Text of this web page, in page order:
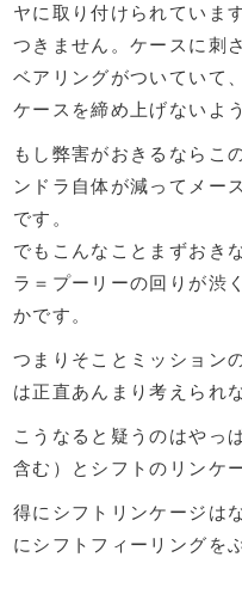
ヤに取り付けられていま
つきません。ケースに刺
ベアリングがついていて
ケースを締め上げないよ
もし弊害がおきるならこ
ンドラ自体が減ってメー
です。
でもこんなことまずおき
ラ＝プーリーの回りが渋
かです。
つまりそことミッション
は正直あんまり考えられ
こうなると疑うのはやっ
含む）とシフトのリンケ
得にシフトリンケージは
にシフトフィーリングを